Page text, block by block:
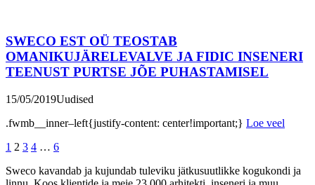
SWECO EST OÜ TEOSTAB
OMANIKUJÄRELEVALVE JA FIDIC INSENERI
TEENUST PURTSE JÕE PUHASTAMISEL
15/05/2019Uudised
.fwmb__inner–left{justify-content: center!important;} Loe veel
1 2 3 4 … 6
Sweco kavandab ja kujundab tuleviku jätkusuutlikke kogukondi ja